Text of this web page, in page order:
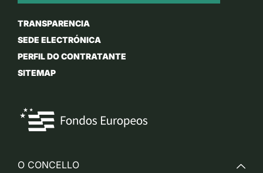
TRANSPARENCIA
SEDE ELECTRÓNICA
PERFIL DO CONTRATANTE
SITEMAP
O CONCELLO